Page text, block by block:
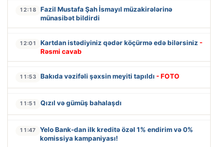
12:18
Fazil Mustafa Şah İsmayıl müzakirələrinə
münasibət bildirdi
12:01 Kartdan istədiyiniz qədər köçürmə edə bilərsiniz -
Rəsmi cavab
11:53 Bakıda vəzifəli şəxsin meyiti tapıldı - FOTO
11:51 Qızıl və gümüş bahalaşdı
11:47
Yelo Bank-dan ilk kreditə özəl 1% endirim və 0%
komissiya kampaniyası!